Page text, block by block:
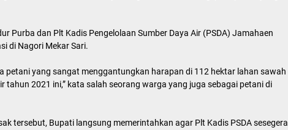
Purba dan Plt Kadis Pengelolaan Sumber Daya Air (PSDA) Jamahaen
di Nagori Mekar Sari.
petani yang sangat menggantungkan harapan di 112 hektar lahan sawah
tahun 2021 ini,” kata salah seorang warga yang juga sebagai petani di
tersebut, Bupati langsung memerintahkan agar Plt Kadis PSDA sesegera